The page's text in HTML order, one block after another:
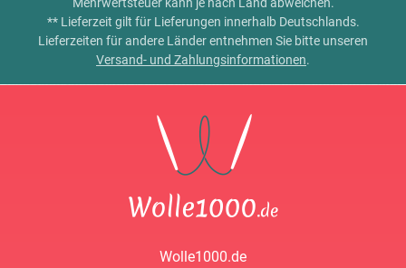
** Lieferzeit gilt für Lieferungen innerhalb Deutschlands.
Lieferzeiten für andere Länder entnehmen Sie bitte unseren
Versand- und Zahlungsinformationen.
Wolle1000.de